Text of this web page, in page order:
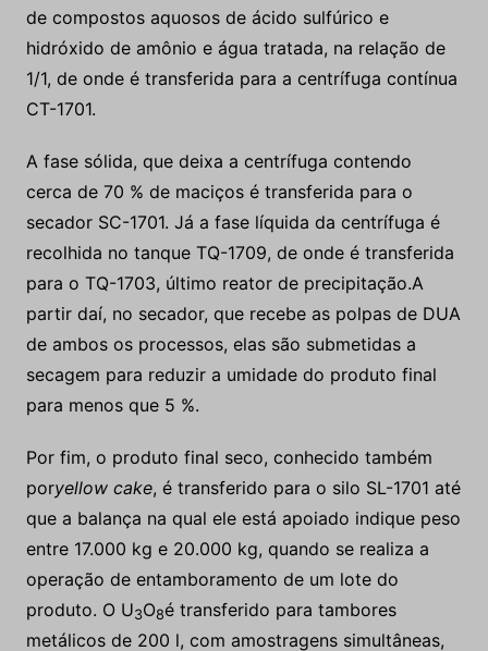
de compostos aquosos de ácido sulfúrico e
hidróxido de amônio e água tratada, na relação de
1/1, de onde é transferida para a centrífuga contínua
CT-1701.
A fase sólida, que deixa a centrífuga contendo
cerca de 70 % de maciços é transferida para o
secador SC-1701. Já a fase líquida da centrífuga é
recolhida no tanque TQ-1709, de onde é transferida
para o TQ-1703, último reator de precipitação.A
partir daí, no secador, que recebe as polpas de DUA
de ambos os processos, elas são submetidas a
secagem para reduzir a umidade do produto final
para menos que 5 %.
Por fim, o produto final seco, conhecido também
poryellow cake, é transferido para o silo SL-1701 até
que a balança na qual ele está apoiado indique peso
entre 17.000 kg e 20.000 kg, quando se realiza a
operação de entamboramento de um lote do
produto. O U3O8é transferido para tambores
metálicos de 200 l, com amostragens simultâneas,